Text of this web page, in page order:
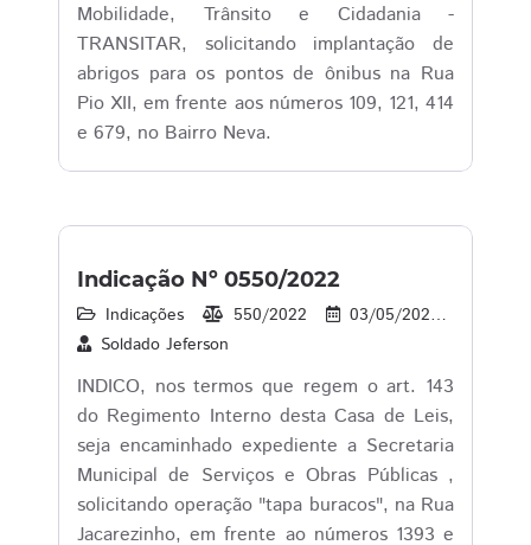
Mobilidade, Trânsito e Cidadania -
TRANSITAR, solicitando implantação de
abrigos para os pontos de ônibus na Rua
Pio XII, em frente aos números 109, 121, 414
e 679, no Bairro Neva.
Indicação Nº 0550/2022
Indicações 550/2022 03/05/2022
Soldado Jeferson
INDICO, nos termos que regem o art. 143
do Regimento Interno desta Casa de Leis,
seja encaminhado expediente a Secretaria
Municipal de Serviços e Obras Públicas ,
solicitando operação "tapa buracos", na Rua
Jacarezinho, em frente ao números 1393 e